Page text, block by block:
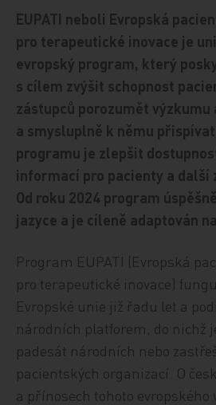
EUPATI neboli Evropská
pro terapeutické inovace je
evropský program, který
s cílem zvýšit schopnost
zástupců porozumět výzkumu
a smysluplně k němu
programu je zlepšit
informací pro pacienty a další
Od roku 2024 program
jazyce a je cíleně adaptován
Program EUPATI (Evropská
pro terapeutické inovace)
Evropské unie již řadu let a
národních platforem, do nichž
padesát národních nebo
pacientských organizací. O
a přínosech tohoto evropského